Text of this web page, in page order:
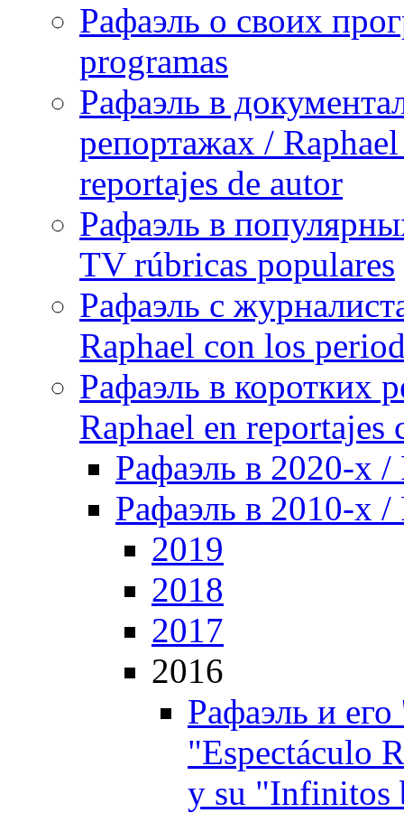
Рафаэль о своих
programas
Рафаэль в
репортажах /
reportajes de autor
Рафаэль в
TV rúbricas populares
Рафаэль с
Raphael con los
Рафаэль в коротких
Raphael en reportajes
Рафаэль в 2020-х /
Рафаэль в 2010-х /
2019
2018
2017
2016
Рафаэль и
"Espectáculo
y su "Infinitos